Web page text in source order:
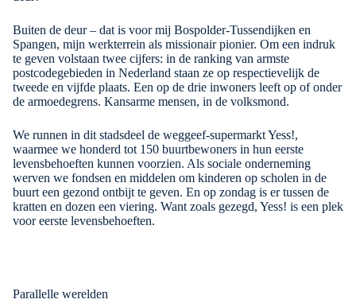
Buiten de deur – dat is voor mij Bospolder-Tussendijken en
Spangen, mijn werkterrein als missionair pionier. Om een indruk
te geven volstaan twee cijfers: in de ranking van armste
postcodegebieden in Nederland staan ze op respectievelijk de
tweede en vijfde plaats. Een op de drie inwoners leeft op of onder
de armoedegrens. Kansarme mensen, in de volksmond.
We runnen in dit stadsdeel de weggeef-supermarktYess!,
waarmee we honderd tot 150 buurtbewoners in hun eerste
levensbehoeften kunnen voorzien. Als sociale onderneming
werven we fondsen en middelen om kinderen op scholen in de
buurt een gezond ontbijt te geven. En op zondag is er tussen de
kratten en dozen een viering. Want zoals gezegd, Yess! is een plek
voor eerste levensbehoeften.
Parallelle werelden